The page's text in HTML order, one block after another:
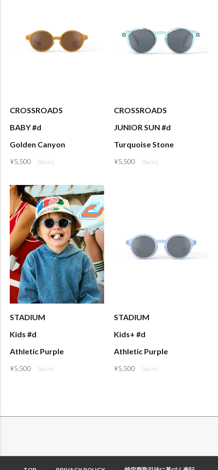
CROSSROADS
BABY #d
Golden Canyon
¥5,500
CROSSROADS
JUNIOR SUN #d
Turquoise Stone
¥5,500
STADIUM
Kids #d
Athletic Purple
¥5,500
STADIUM
Kids+ #d
Athletic Purple
¥5,500